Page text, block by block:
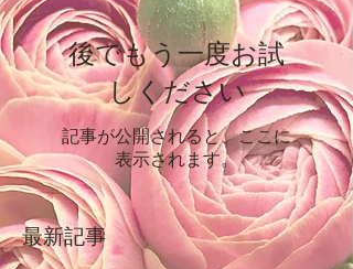
後でもう一度お試
しください
記事が公開されると、ここに
表示されます。
最新記事